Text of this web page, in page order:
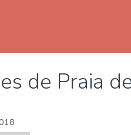
de Praia